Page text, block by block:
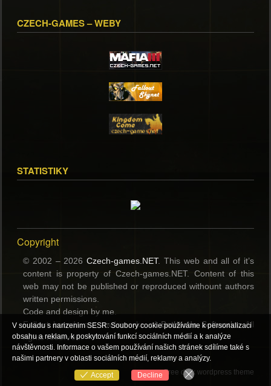
CZECH-GAMES – WEBY
STATISTIKY
Copyright
© 2002 – 2026Czech-games.NET. This web and all of it’s
content is property of Czech-games.NET. Content of this
web may not be published or reproduced withount authors
written permissions.
Code and design by me.
Fallout brands are trademerks ofBethesda Softworks. All
rights reserved.
Free dark wordpress theme
V souladu s narizenim SESR: Soubory cookie používáme k personalizaci
obsahu a reklam, k poskytování funkcí sociálních médií a k analýze
návštěvnosti. Informace o vašem používání našich stránek sdílíme také s
našimi partnery v oblasti sociálních médií, reklamy a analýzy.
Accept
Decline